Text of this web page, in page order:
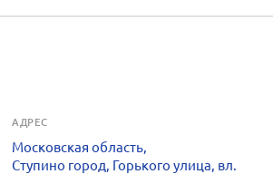
АДРЕС
Московская область,
Ступино город, Горького улица, вл.